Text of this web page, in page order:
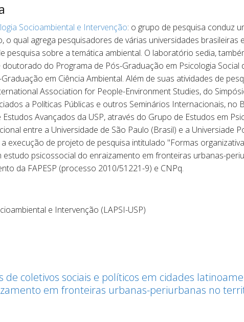
Socioambiental e Intervenção: o grupo de pesquisa conduz
o qual agrega pesquisadores de várias universidades brasileiras
pesquisa sobre a temática ambiental. O laboratório sedia,
do Programa de Pós-Graduação em Psicologia Social
em Ciência Ambiental. Além de suas atividades de
Association for People-Environment Studies, do
a Políticas Públicas e outros Seminários Internacionais, no
Avançados da USP, através do Grupo de Estudos em
entre a Universidade de São Paulo (Brasil) e a Universiade
execução de projeto de pesquisa intitulado "Formas
estudo psicossocial do enraizamento em fronteiras urbanas-
da FAPESP (processo 2010/51221-9) e CNPq.
e Intervenção (LAPSI-USP)
de coletivos sociais e políticos em cidades
em fronteiras urbanas-periurbanas no